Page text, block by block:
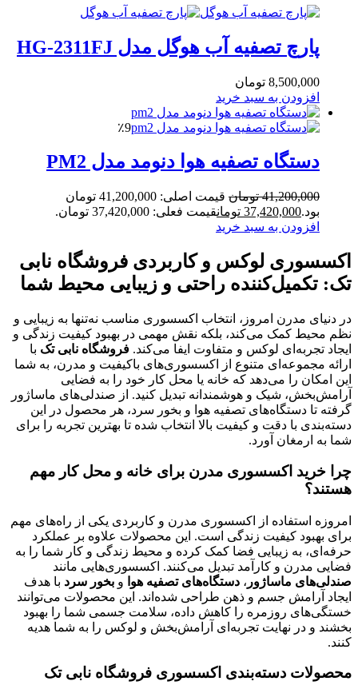
پارچ تصفیه آب هوگل مدل HG-2311FJ
8,500,000 تومان
افزودن به سبد خرید
٪9
دستگاه تصفیه هوا دنومد مدل PM2
41,200,000 تومان
قیمت اصلی: 41,200,000 تومان
بود.37,420,000 تومانقیمت فعلی: 37,420,000 تومان.
افزودن به سبد خرید
اکسسوری‌ لوکس و کاربردی فروشگاه نابی
تک: تکمیل‌کننده راحتی و زیبایی محیط شما
در دنیای مدرن امروز، انتخاب اکسسوری مناسب نه‌تنها به زیبایی و
نظم محیط کمک می‌کند، بلکه نقش مهمی در بهبود کیفیت زندگی و
ایجاد تجربه‌ای لوکس و متفاوت ایفا می‌کند. فروشگاه نابی تک با
ارائه مجموعه‌ای متنوع از اکسسوری‌های باکیفیت و مدرن، به شما
این امکان را می‌دهد که خانه یا محل کار خود را به فضایی
آرامش‌بخش، شیک و هوشمندانه تبدیل کنید. از صندلی‌های ماساژور
گرفته تا دستگاه‌های تصفیه هوا و بخور سرد، هر محصول در این
دسته‌بندی با دقت و کیفیت بالا انتخاب شده تا بهترین تجربه را برای
شما به ارمغان آورد.
چرا خرید اکسسوری‌ مدرن برای خانه و محل کار مهم
هستند؟
امروزه استفاده از اکسسوری‌ مدرن و کاربردی یکی از راه‌های مهم
برای بهبود کیفیت زندگی است. این محصولات علاوه بر عملکرد
حرفه‌ای، به زیبایی فضا کمک کرده و محیط زندگی و کار شما را به
فضایی مدرن و کارآمد تبدیل می‌کنند. اکسسوری‌هایی مانند
صندلی‌های ماساژور ، دستگاه‌های تصفیه هوا و بخور سرد با هدف
ایجاد آرامش جسم و ذهن طراحی شده‌اند. این محصولات می‌توانند
خستگی‌های روزمره را کاهش داده، سلامت جسمی شما را بهبود
بخشند و در نهایت تجربه‌ای آرامش‌بخش و لوکس را به شما هدیه
کنند.
محصولات دسته‌بندی اکسسوری فروشگاه نابی تک